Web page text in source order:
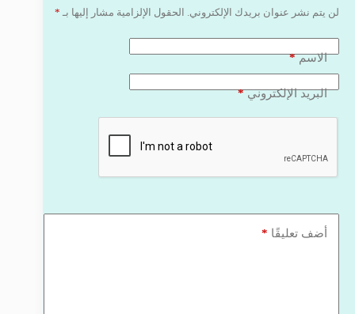
لن يتم نشر عنوان بريدك الإلكتروني. الحقول الإلزامية مشار إليها بـ *
الاسم*
البريد الإلكتروني*
أضف تعليقًا *